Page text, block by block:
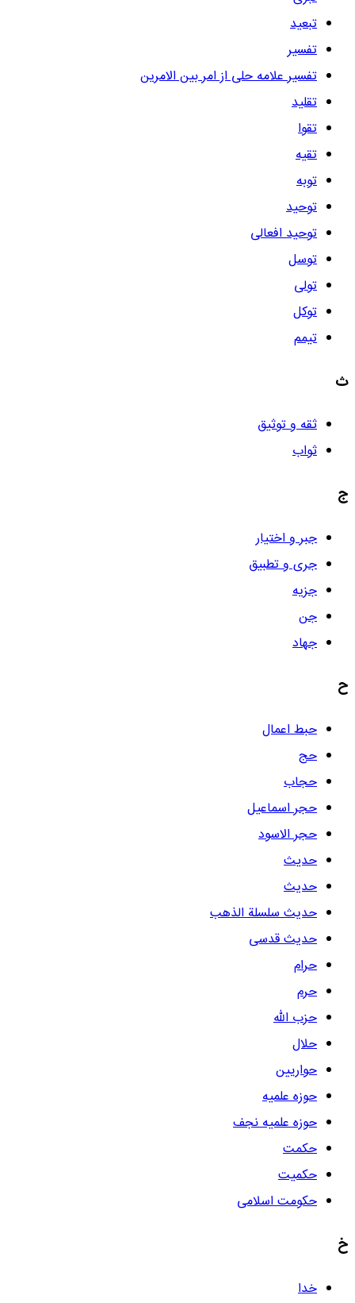
تبعید
تفسیر
تفسیر علامه حلی از امر بین الامرین
تقلید
تقوا
تقیه
توبه
توحید
توحید افعالی
توسل
تولی
توکل
تیمم
ث
ثقه و توثیق
ثواب
ج
جبر و اختیار
جری و تطبیق
جزیه
جن
جهاد
ح
حبط اعمال
حج
حجاب
حجر اسماعیل
حجر الاسود
حديث
حدیث
حدیث سلسلة الذهب
حدیث قدسی
حرام
حرم
حزب الله
حلال
حواریین
حوزه علمیه
حوزه علمیه نجف
حکمت
حکمیت
حکومت اسلامی
خ
خدا